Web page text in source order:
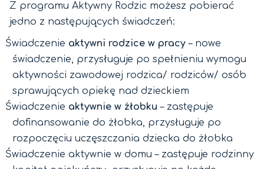
Z programu Aktywny Rodzic możesz pobierać
jedno z następujących świadczeń:
Świadczenie aktywni rodzice w pracy – nowe
świadczenie, przysługuje po spełnieniu wymogu
aktywności zawodowej rodzica/ rodziców/ osób
sprawujących opiekę nad dzieckiem
Świadczenie aktywnie w żłobku– zastępuje
dofinansowanie do żłobka, przysługuje po
rozpoczęciu uczęszczania dziecka do żłobka
Świadczenie aktywnie w domu – zastępuje rodzinny